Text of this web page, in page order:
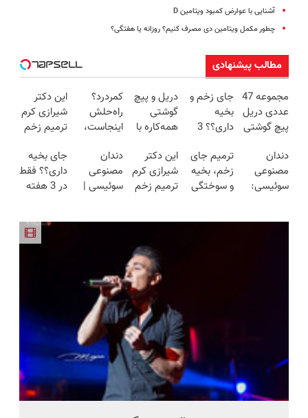
آشنایی با عوارض کمبود ویتامین D
چطور مکمل ویتامین دی مصرف کنیم؟ روزانه یا هفتگی؟
مطالب پیشنهادی
مجموعه 47
عددی دریل
پیچ گوشتی
(تخفیف به
مدت
محدود)
جای زخم و
بخیه
داری؟؟ 3
محوش کن!
دریل و پیچ
گوشتی
همه‌کاره با
هوشمند ⚙️
(نصف
قیمت بازار
کمردرد؟
راه‌حلش
اینجاست،
داروخونه
این دکتر
شیرازی کرم
ترمیم زخم
ساخت!!!
دندان
مصنوعی
سوئیسی:
ترمیم جای
زخم، بخیه
و سوختگی
این دکتر
شیرازی کرم
ترمیم زخم
دندان
مصنوعی
سوئیسی |
اقساطی😍
جای بخیه
داری؟؟ فقط
در 3 هفته